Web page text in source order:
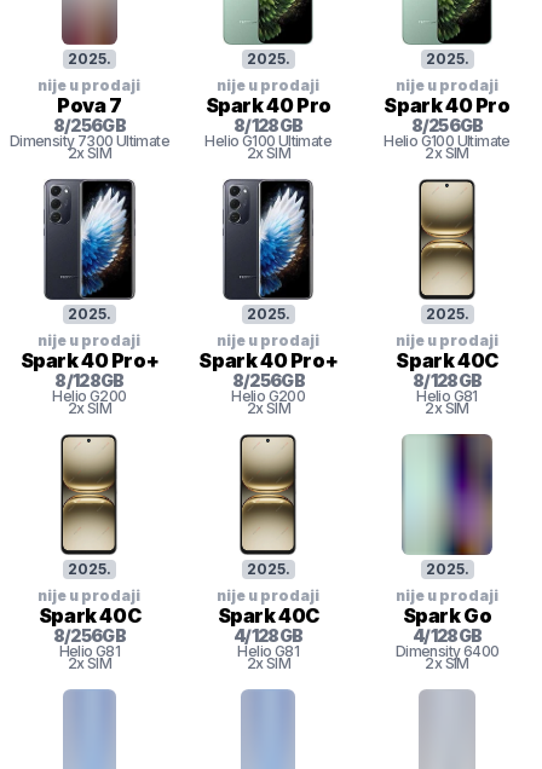
2025.
nije u prodaji
Pova 7
8/256GB
Dimensity 7300 Ultimate
2x SIM
2025.
nije u prodaji
Spark 40 Pro
8/128GB
Helio G100 Ultimate
2x SIM
2025.
nije u prodaji
Spark 40 Pro
8/256GB
Helio G100 Ultimate
2x SIM
2025.
nije u prodaji
Spark 40 Pro+
8/128GB
Helio G200
2x SIM
2025.
nije u prodaji
Spark 40 Pro+
8/256GB
Helio G200
2x SIM
2025.
nije u prodaji
Spark 40C
8/128GB
Helio G81
2x SIM
2025.
nije u prodaji
Spark 40C
8/256GB
Helio G81
2x SIM
2025.
nije u prodaji
Spark 40C
4/128GB
Helio G81
2x SIM
2025.
nije u prodaji
Spark Go
4/128GB
Dimensity 6400
2x SIM